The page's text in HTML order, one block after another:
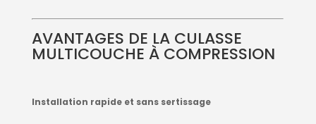
AVANTAGES DE LA CULASSE
MULTICOUCHE À COMPRESSION
Installation rapide et sans sertissage